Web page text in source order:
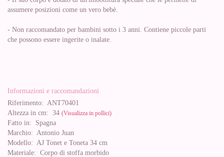
assumere posizioni come un vero bebè.
- Non raccomandato per bambini sotto i 3 anni. Contiene piccole parti
che possono essere ingerite o inalate.
Informazioni e raccomandazioni
Riferimento: ANT70401
Altezza in cm: 34 (Visualizza in pollici)
Fatto in: Spagna
Marchio: Antonio Juan
Modello: AJ Tonet e Toneta 34 cm
Materiale: Corpo di stoffa morbido